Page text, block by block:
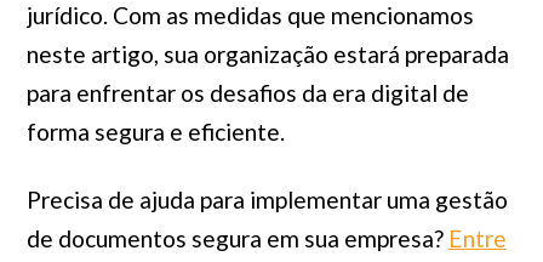
jurídico. Com as medidas que mencionamos
neste artigo, sua organização estará preparada
para enfrentar os desafios da era digital de
forma segura e eficiente.
Precisa de ajuda para implementar uma gestão
de documentos segura em sua empresa? Entre